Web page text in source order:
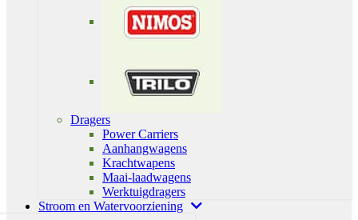
Dragers
Power Carriers
Aanhangwagens
Krachtwapens
Maai-laadwagens
Werktuigdragers
Stroom en Watervoorziening